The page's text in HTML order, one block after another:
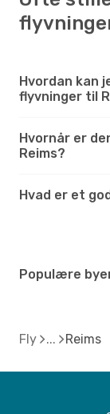
Hvordan kan
flyvninger til
Hvornår er
Reims?
Hvad er et
Populære
Fly Reims